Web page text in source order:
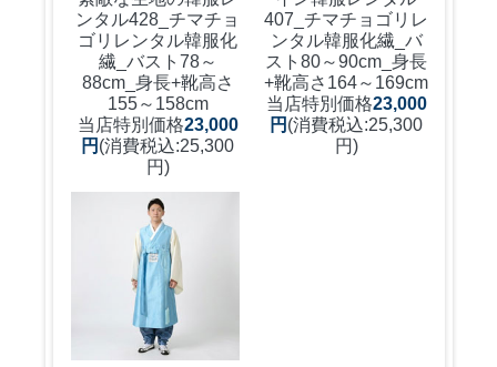
ンタル428_チマチョ
ゴリレンタル韓服化
繊_バスト78～
88cm_身長+靴高さ
155～158cm
当店特別価格23,000
円 (消費税込:25,300
円)
407_チマチョゴリレ
ンタル韓服化繊_バ
スト80～90cm_身長
+靴高さ164～169cm
当店特別価格23,000
円 (消費税込:25,300
円)